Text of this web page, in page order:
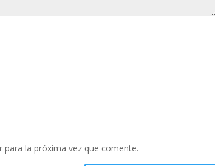
la próxima vez que comente.